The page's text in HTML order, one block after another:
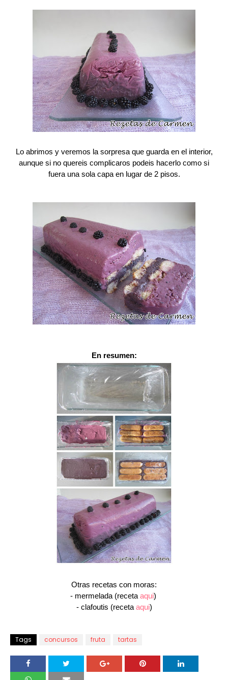
Lo abrimos y veremos la sorpresa que guarda en el interior,
aunque si no quereis complicaros podeis hacerlo como si
fuera una sola capa en lugar de 2 pisos.
En resumen:
Otras recetas con moras:
- mermelada (receta aqui)
- clafoutis (receta aqui)
Tags concursos fruta tartas